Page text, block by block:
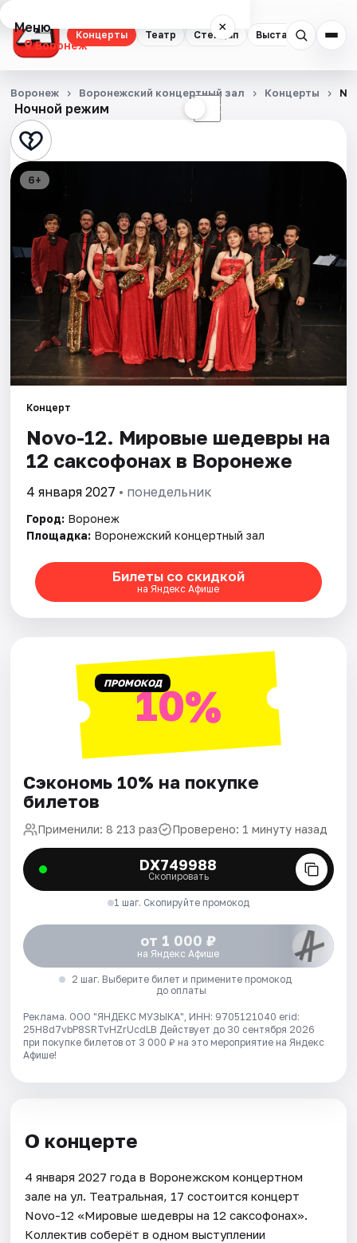
Концерты Театр Стендап Выставки
Меню ×
Воронеж
Концерты
Театр
Стендап
Выставки
Квесты
Экскурсии
События
Площадки
Артисты
Ночной режим ☾
Воронеж Воронежский концертный зал Концерты
6+
Концерт
Novo-12. Мировые шедевры на
12 саксофонах в Воронеже
4 января 2027 • понедельник
Город: Воронеж
Площадка: Воронежский концертный зал
Билеты со скидкой
на Яндекс Афише
ПРОМОКОД10%
Сэкономь 10% на покупке
билетов
Применили: 8 213 раз Проверено: 1 минуту назад
DX749988
Скопировать
1 шаг. Скопируйте промокод
от 1 000 ₽
на Яндекс Афише
2 шаг. Выберите билет и примените промокод
до оплаты
Реклама. ООО "ЯНДЕКС МУЗЫКА", ИНН: 9705121040 erid:
25H8d7vbP8SRTvHZrUcdLB Действует до 30 сентября 2026
при покупке билетов от 3 000 ₽ на это мероприятие на Яндекс
Афише!
О концерте
4 января 2027 года в Воронежском концертном
зале на ул. Театральная, 17 состоится концерт
Novo-12 «Мировые шедевры на 12 саксофонах».
Коллектив соберёт в одном выступлении